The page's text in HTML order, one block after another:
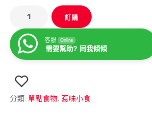
訂購
客服 Online
需要幫助? 同我傾傾
分類: 單點食物, 惹味小食